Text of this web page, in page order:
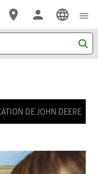
DE JOHN DEERE